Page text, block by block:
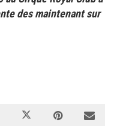
des maintenant sur